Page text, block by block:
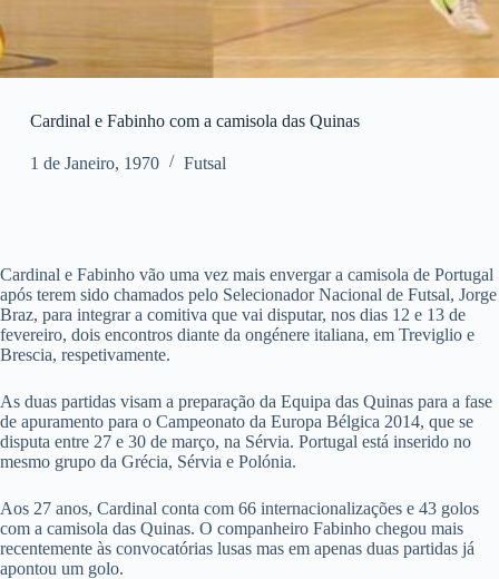
Cardinal e Fabinho com a camisola das Quinas
1 de Janeiro, 1970 Futsal
Cardinal e Fabinho vão uma vez mais envergar a camisola de Portugal
após terem sido chamados pelo Selecionador Nacional de Futsal, Jorge
Braz, para integrar a comitiva que vai disputar, nos dias 12 e 13 de
fevereiro, dois encontros diante da ongénere italiana, em Treviglio e
Brescia, respetivamente.
As duas partidas visam a preparação da Equipa das Quinas para a fase
de apuramento para o Campeonato da Europa Bélgica 2014, que se
disputa entre 27 e 30 de março, na Sérvia. Portugal está inserido no
mesmo grupo da Grécia, Sérvia e Polónia.
Aos 27 anos, Cardinal conta com 66 internacionalizações e 43 golos
com a camisola das Quinas. O companheiro Fabinho chegou mais
recentemente às convocatórias lusas mas em apenas duas partidas já
apontou um golo.